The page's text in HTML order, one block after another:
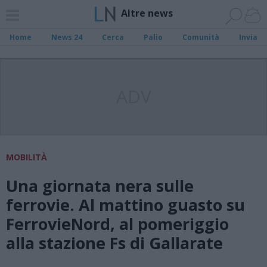
Altre news
Home News 24 Cerca Palio Comunità Invia
MOBILITÀ
Una giornata nera sulle
ferrovie. Al mattino guasto su
FerrovieNord, al pomeriggio
alla stazione Fs di Gallarate